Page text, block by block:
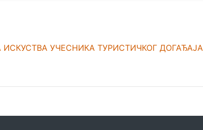
УЧЕСНИКА ТУРИСТИЧКОГ ДОГАЂАЈА